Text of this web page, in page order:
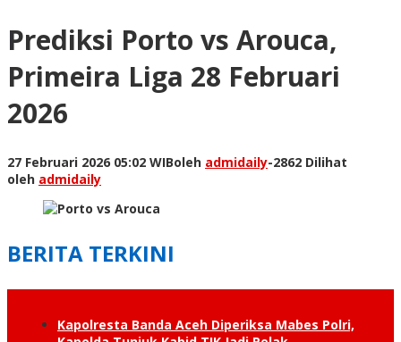
Prediksi Porto vs Arouca,
Primeira Liga 28 Februari
2026
27 Februari 2026 05:02 WIBoleh admidaily-2862 Dilihat
oleh admidaily
BERITA TERKINI
Kapolresta Banda Aceh Diperiksa Mabes Polri,